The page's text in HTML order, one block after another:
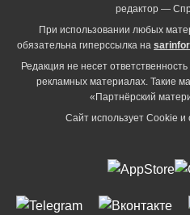
редактор —
При использовании любых
обязательна гиперссылка на
Редакция не несет
рекламных материалах. Такие
«Партнёрский
Сайт использует Cookie